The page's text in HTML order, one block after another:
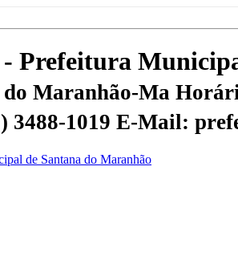
Prefeitura
do Maranhão-Ma
3488-1019 E-Mail:
de Santana do Maranhão